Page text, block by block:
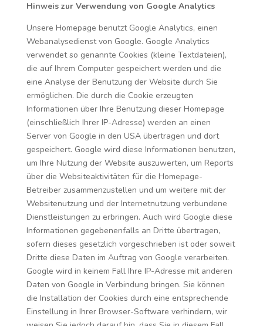
Hinweis zur Verwendung von Google Analytics
Unsere Homepage benutzt Google Analytics, einen
Webanalysedienst von Google. Google Analytics
verwendet so genannte Cookies (kleine Textdateien),
die auf Ihrem Computer gespeichert werden und die
eine Analyse der Benutzung der Website durch Sie
ermöglichen. Die durch die Cookie erzeugten
Informationen über Ihre Benutzung dieser Homepage
(einschließlich Ihrer IP-Adresse) werden an einen
Server von Google in den USA übertragen und dort
gespeichert. Google wird diese Informationen benutzen,
um Ihre Nutzung der Website auszuwerten, um Reports
über die Websiteaktivitäten für die Homepage-
Betreiber zusammenzustellen und um weitere mit der
Websitenutzung und der Internetnutzung verbundene
Dienstleistungen zu erbringen. Auch wird Google diese
Informationen gegebenenfalls an Dritte übertragen,
sofern dieses gesetzlich vorgeschrieben ist oder soweit
Dritte diese Daten im Auftrag von Google verarbeiten.
Google wird in keinem Fall Ihre IP-Adresse mit anderen
Daten von Google in Verbindung bringen. Sie können
die Installation der Cookies durch eine entsprechende
Einstellung in Ihrer Browser-Software verhindern, wir